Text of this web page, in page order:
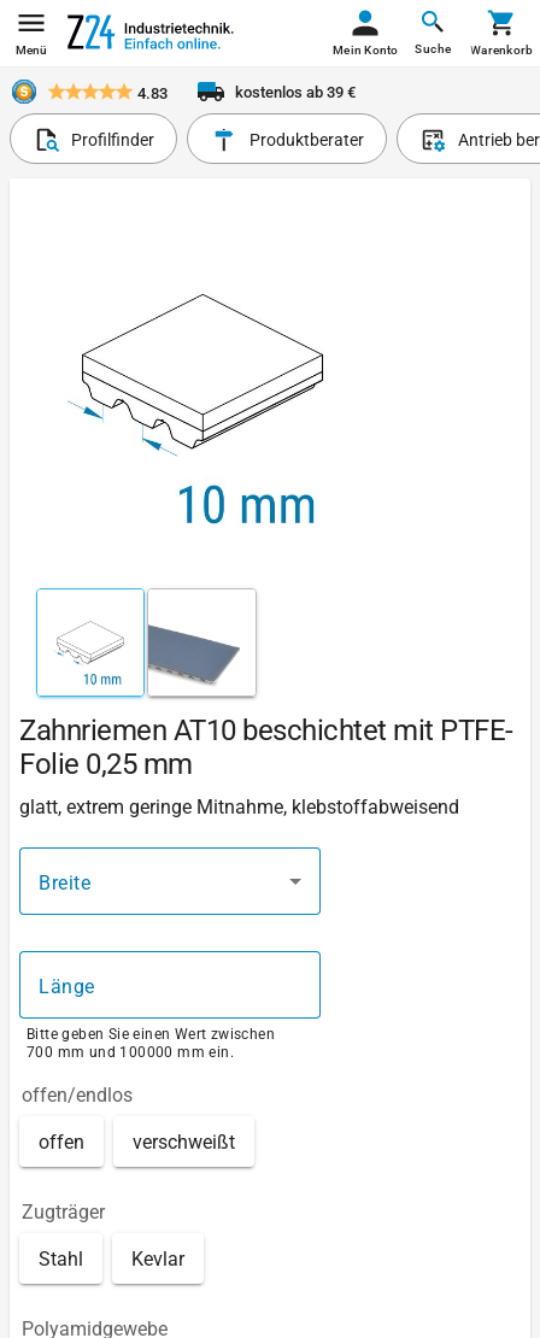
Menü Suche
Mein Konto Warenkorb
4.83 kostenlos ab 39 €
Profilfinder Produktberater Antrieb
Zahnriemen AT10 beschichtet mit PTFE-
Folie 0,25 mm
glatt, extrem geringe Mitnahme, klebstoffabweisend
Breite
Länge
Bitte geben Sie einen Wert zwischen
700 mm und 100000 mm ein.
offen/endlos
offen verschweißt
Zugträger
Stahl Kevlar
Polyamidgewebe